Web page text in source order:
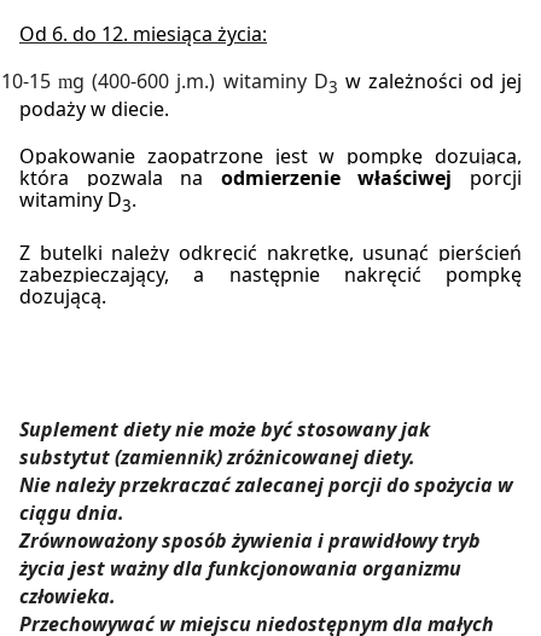
Od 6. do 12. miesiąca życia:
10-15mg (400-600 j.m.) witaminy D3 w zależności od jej
podaży w diecie.
Opakowanie zaopatrzone jest w pompkę dozującą,
która pozwala na odmierzenie właściwej porcji
witaminy D3.
Z butelki należy odkręcić nakrętkę, usunąć pierścień
zabezpieczający, a następnie nakręcić pompkę
dozującą.
Suplement diety nie może być stosowany jak
substytut (zamiennik) zróżnicowanej diety.
Nie należy przekraczać zalecanej porcji do spożycia w
ciągu dnia.
Zrównoważony sposób żywienia i prawidłowy tryb
życia jest ważny dla funkcjonowania organizmu
człowieka.
Przechowywać w miejscu niedostępnym dla małych